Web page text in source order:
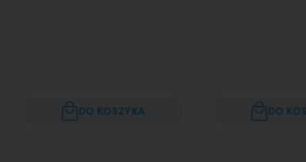
DO KOSZYKA DO